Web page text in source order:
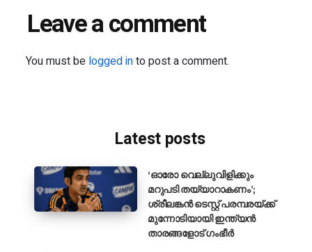
Leave a comment
You must be logged into post a comment.
Latest posts
‘ഓരോ വെല്ലുവിളിക്കും
മറുപടി തയ്യാറാകണം’;
ശ്രീലങ്കൻ ടെസ്റ്റ് പരമ്പരയ്ക്ക്
മുന്നോടിയായി ഇന്ത്യൻ
താരങ്ങളോട് ഗംഭീർ